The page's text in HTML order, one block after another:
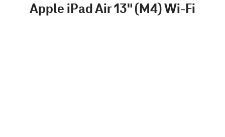
Apple iPad Air 13" (M4) Wi-Fi